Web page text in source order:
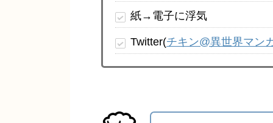
紙→電子に浮気
Twitter(チキン@異世界マン